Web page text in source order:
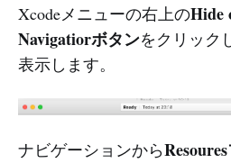
Xcodeメニューの右上のHide
Navigatiorボタンをクリック
表示します。
ナビゲーションから